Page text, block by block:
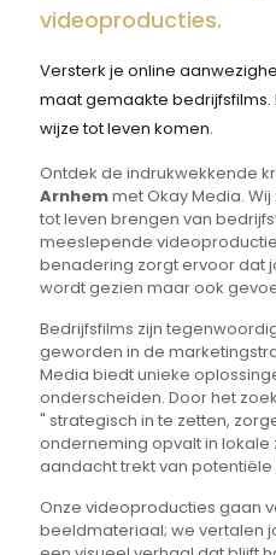
videoproducties.
Versterk je online
maat gemaakte bedrijfsfilms.
wijze tot leven komen.
Ontdek de indrukwekkende
Arnhemmet Okay Media.
tot leven brengen van
meeslepende
benadering zorgt ervoor dat
wordt gezien maar ook
Bedrijfsfilms zijn
geworden in de
Media biedt unieke
onderscheiden. Door het
" strategisch in te zetten,
onderneming opvalt in lokale
aandacht trekt van potentiële
Onze videoproducties gaan
beeldmateriaal; we vertalen